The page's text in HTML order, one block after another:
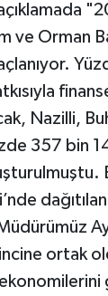
ve Orman
Nazilli,
357 bin
ortak